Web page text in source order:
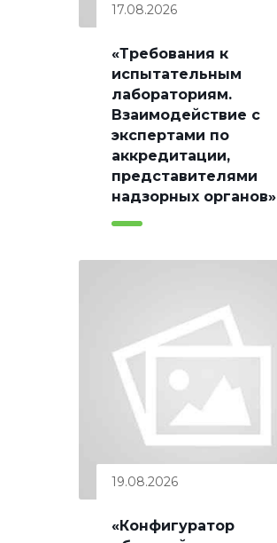
17.08.2026
«Требования к
испытательным
лабораториям.
Взаимодействие с
экспертами по
аккредитации,
представителями
надзорных органов»
19.08.2026
«Конфигуратор